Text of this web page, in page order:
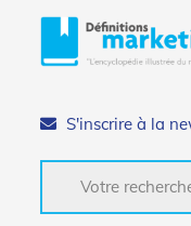
S'inscrire à la